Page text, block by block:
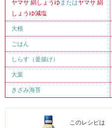
ヤマサ 絹しょうゆまたはヤマサ 絹
しょうゆ減塩
大根
ごはん
しらす（釜揚げ）
大葉
きざみ海苔
このレシピは